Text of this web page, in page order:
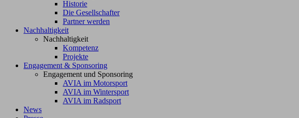
Historie
Die Gesellschafter
Partner werden
Nachhaltigkeit
Nachhaltigkeit
Kompetenz
Projekte
Engagement & Sponsoring
Engagement und Sponsoring
AVIA im Motorsport
AVIA im Wintersport
AVIA im Radsport
News